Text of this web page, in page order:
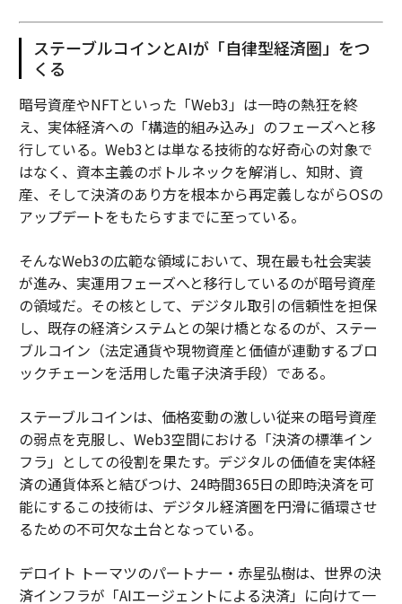
ステーブルコインとAIが「自律型経済圏」をつ
くる
暗号資産やNFTといった「Web3」は一時の熱狂を終
え、実体経済への「構造的組み込み」のフェーズへと移
行している。Web3とは単なる技術的な好奇心の対象で
はなく、資本主義のボトルネックを解消し、知財、資
産、そして決済のあり方を根本から再定義しながらOSの
アップデートをもたらすまでに至っている。
そんなWeb3の広範な領域において、現在最も社会実装
が進み、実運用フェーズへと移行しているのが暗号資産
の領域だ。その核として、デジタル取引の信頼性を担保
し、既存の経済システムとの架け橋となるのが、ステー
ブルコイン（法定通貨や現物資産と価値が連動するブロ
ックチェーンを活用した電子決済手段）である。
ステーブルコインは、価格変動の激しい従来の暗号資産
の弱点を克服し、Web3空間における「決済の標準イン
フラ」としての役割を果たす。デジタルの価値を実体経
済の通貨体系と結びつけ、24時間365日の即時決済を可
能にするこの技術は、デジタル経済圏を円滑に循環させ
るための不可欠な土台となっている。
デロイト トーマツのパートナー・赤星弘樹は、世界の決
済インフラが「AIエージェントによる決済」に向けて一